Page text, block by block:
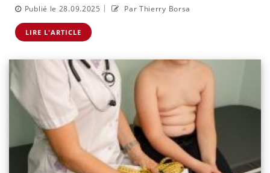
Publié le 28.09.2025 | Par Thierry Borsa
LIRE L'ARTICLE